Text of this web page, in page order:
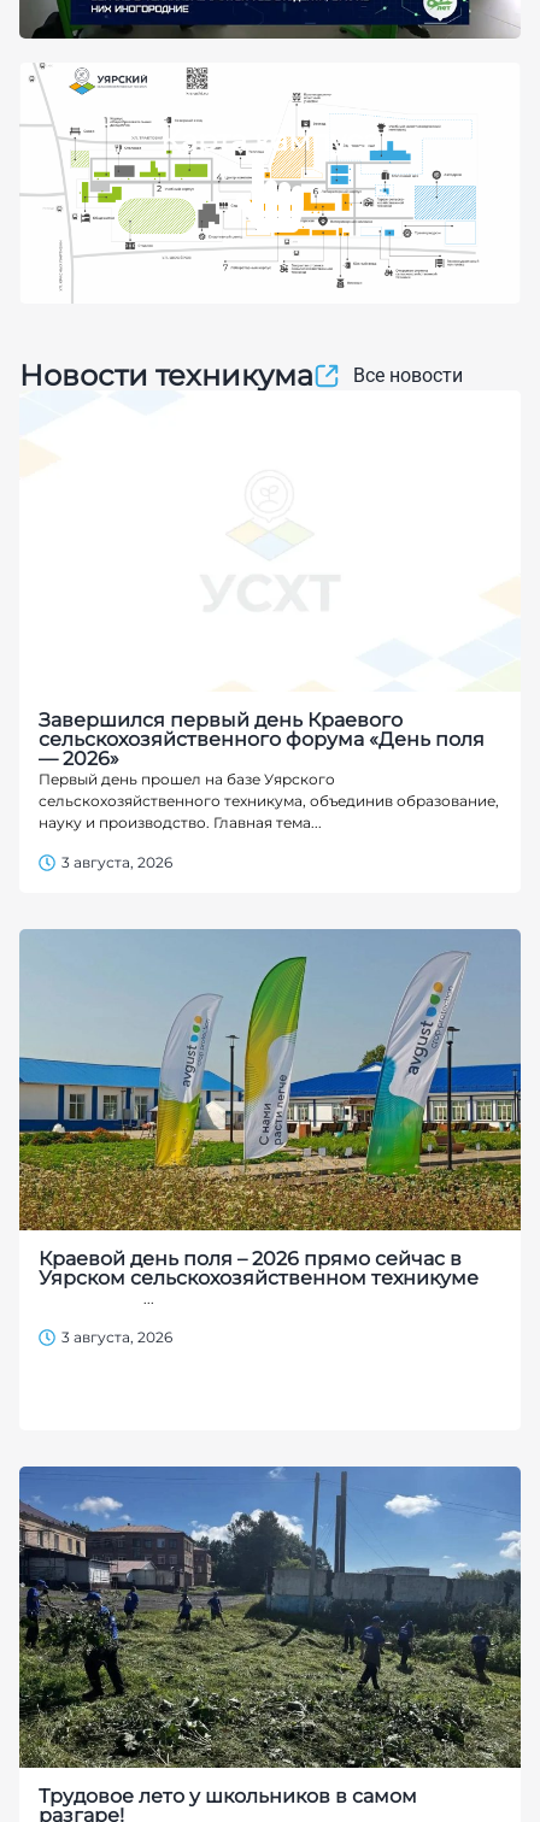
Карта кампуса
Новости техникума Все новости
Завершился первый день Краевого
сельскохозяйственного форума «День поля
— 2026»
Первый день прошел на базе Уярского
сельскохозяйственного техникума, объединив образование,
науку и производство. Главная тема...
3 августа, 2026
Краевой день поля – 2026 прямо сейчас в
Уярском сельскохозяйственном техникуме
...
3 августа, 2026
Трудовое лето у школьников в самом
разгаре!